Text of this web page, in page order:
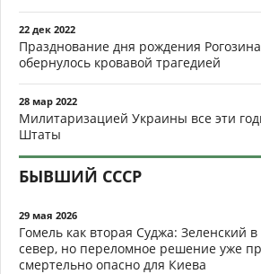
22 дек 2022
Празднование дня рождения
обернулось кровавой трагедией
28 мар 2022
Милитаризацией Украины все эти
Штаты
БЫВШИЙ СССР
29 мая 2026
Гомель как вторая Суджа: Зеленский
север, но переломное решение уже
смертельно опасно для Киева